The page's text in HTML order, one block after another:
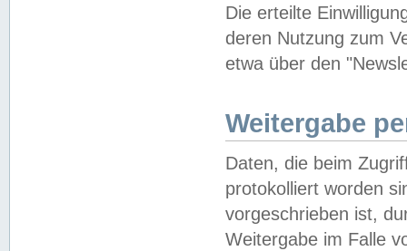
Die erteilte
deren Nutzung zum
etwa über den
Weitergabe
Daten, die beim
protokolliert worden
vorgeschrieben ist,
Weitergabe im Falle